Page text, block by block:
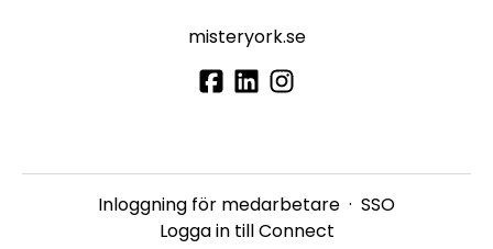
misteryork.se
Inloggning för medarbetare · SSO
Logga in till Connect